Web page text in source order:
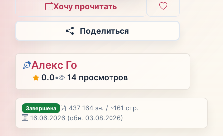
Хочу прочитать
Поделиться
Алекс Го
0.0• 14 просмотров
Завершена
437 164 зн. / ~161 стр.
16.06.2026 (обн. 03.08.2026)